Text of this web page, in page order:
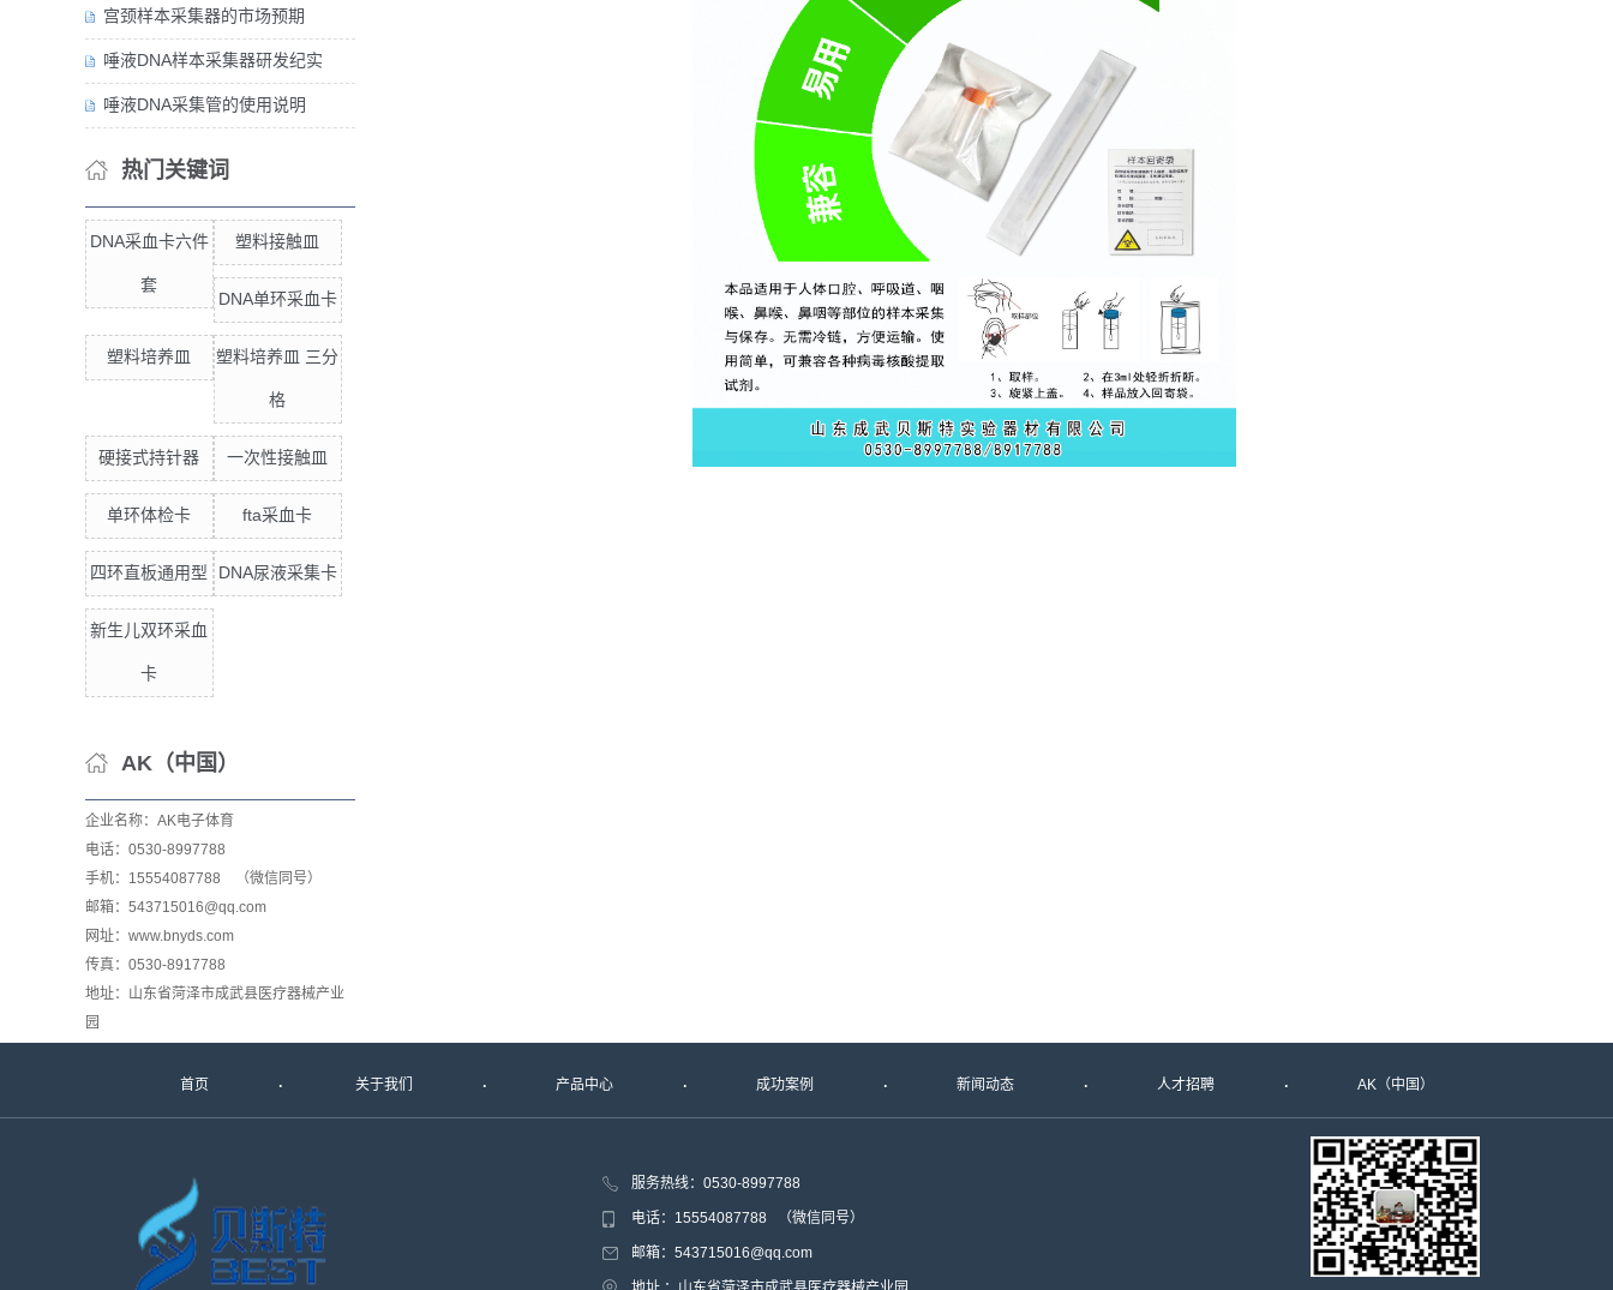
宫颈样本采集器的市场预期
唾液DNA样本采集器研发纪实
唾液DNA采集管的使用说明
热门关键词
DNA采血卡六件
套
塑料接触皿
DNA单环采血卡
塑料培养皿 塑料培养皿 三分
格
硬接式持针器 一次性接触皿
单环体检卡 fta采血卡
四环直板通用型 DNA尿液采集卡
新生儿双环采血
卡
AK（中国）
企业名称：AK电子体育
电话：0530-8997788
手机：15554087788 （微信同号）
邮箱：543715016@qq.com
网址：www.bnyds.com
传真：0530-8917788
地址：山东省菏泽市成武县医疗器械产业
园
首页 关于我们 产品中心 成功案例 新闻动态 人才招聘 AK（中国）
服务热线：0530-8997788
电话：15554087788 （微信同号）
邮箱：543715016@qq.com